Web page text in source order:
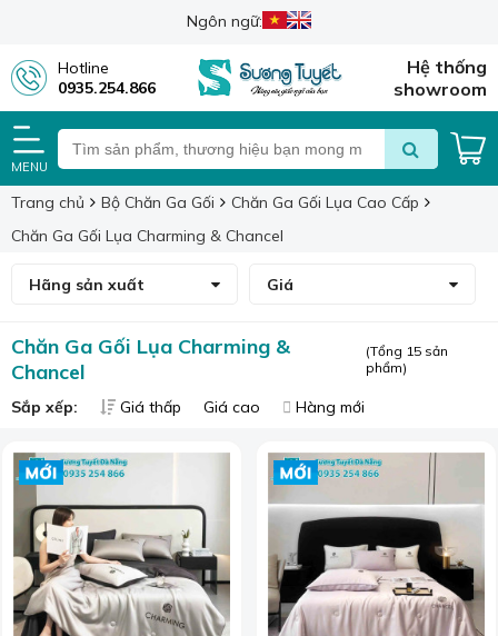
Ngôn ngữ:
Hotline
0935.254.866
Hệ thống
showroom
MENU
Trang chủ Bộ Chăn Ga Gối
Chăn Ga Gối Lụa Cao Cấp
Chăn Ga Gối Lụa Charming & Chancel
Hãng sản xuất Giá
Chăn Ga Gối Lụa Charming &
Chancel
(Tổng 15 sản
phẩm)
Sắp xếp: Giá thấp Giá cao Hàng mới